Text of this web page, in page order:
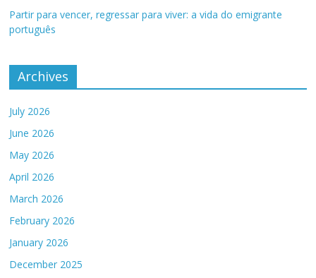
Partir para vencer, regressar para viver: a vida do emigrante
português
Archives
July 2026
June 2026
May 2026
April 2026
March 2026
February 2026
January 2026
December 2025